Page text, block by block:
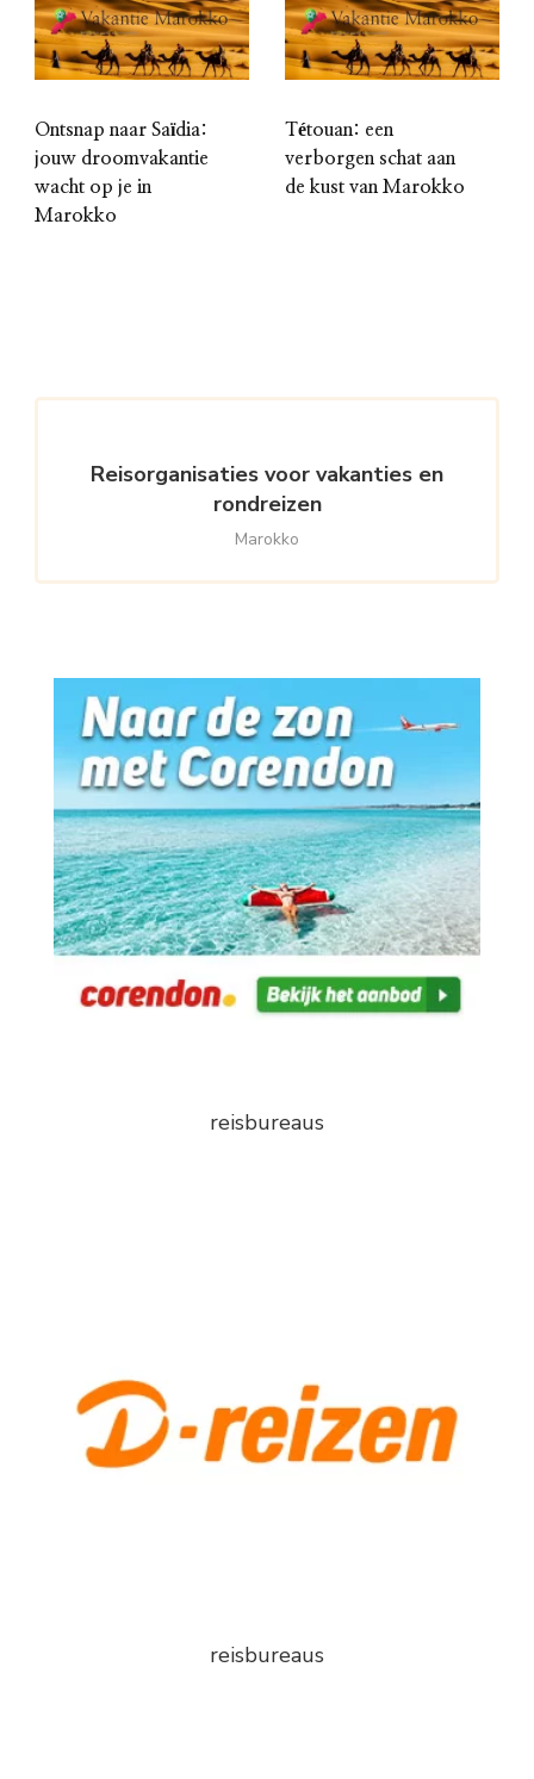
Ontsnap naar Saïdia:
jouw droomvakantie
wacht op je in
Marokko
Tétouan: een
verborgen schat aan
de kust van Marokko
Reisorganisaties voor vakanties en
rondreizen
Marokko
reisbureaus
reisbureaus